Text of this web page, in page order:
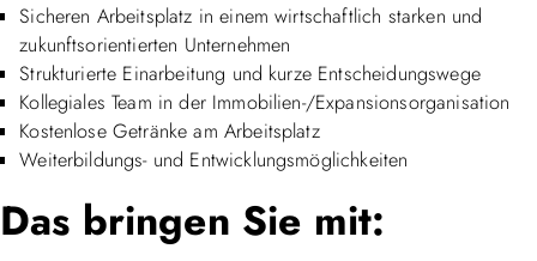
Sicheren Arbeitsplatz in einem wirtschaftlich starken und
zukunftsorientierten Unternehmen
Strukturierte Einarbeitung und kurze Entscheidungswege
Kollegiales Team in der Immobilien-/Expansionsorganisation
Kostenlose Getränke am Arbeitsplatz
Weiterbildungs- und Entwicklungsmöglichkeiten
Das bringen Sie mit: